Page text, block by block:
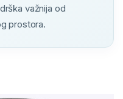
važnija od
prostora.